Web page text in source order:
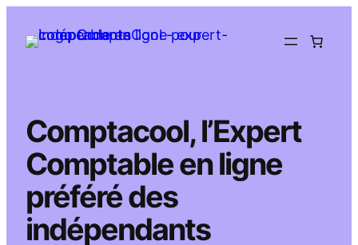
Comptacool, l’Expert
Comptable en ligne
préféré des
indépendants